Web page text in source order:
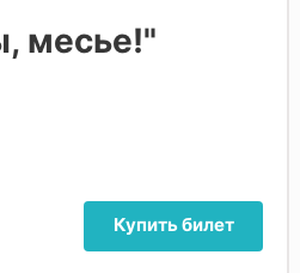
месье!"
Купить билет